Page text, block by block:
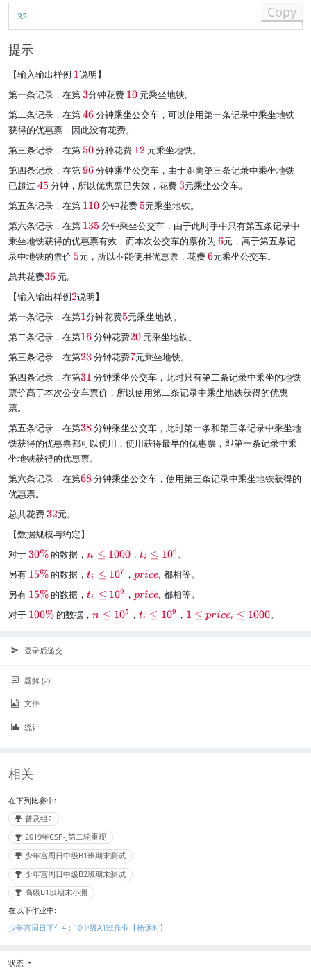
32 Copy
提示
【输入输出样例 \
e
d
{
1
}
1说明】
第一条记录，在第\
e
d
{
3
}
3分钟花费 \
e
d
{
1
0
}
10 元乘坐地铁。
第二条记录，在第\
r
e
d
{
4
6
}
46分钟乘坐公交车，可以使用第一条记录中乘坐地铁
获得的优惠票，因此没有花费。
第三条记录，在第\
e
d
{
5
0
}
50分种花费 \
e
d
{
1
2
}
12 元乘坐地铁。
第四条记录，在第\
r
e
d
{
9
6
}
96分钟乘坐公交车，由于距离第三条记录中乘坐地铁
已超过\
e
d
{
4
5
}
45分钟，所以优惠票已失效，花费\
e
d
{
3
}
3元乘坐公交车。
第五条记录，在第 \
e
d
{
0
}
110分钟花费\
e
d
{
5元乘坐地铁。
第六条记录，在第 \
r
e
d
3
5
}
135分钟乘坐公交车，由于此时手中只有第五条记录中
乘坐地铁获得的优惠票有效，而本次公交车的票价为\
r
e
6元，高于第五条记
录中地铁的票价\
d
{
5
}
5元，所以不能使用优惠票，花费\
6元乘坐公交车。
总共花费\
e
d
{
3
6
}
36 元。
【输入输出样例\
e
d
{
2
}
2说明】
第一条记录，在第\
e
d
1
}
1分钟花费\
e
d
{
5
}
5元乘坐地铁。
第二条记录，在第\
e
d
{
1
}
16分钟花费\
e
d
{
2
}
20 元乘坐地铁。
第三条记录，在第\
e
d
3
}
23分钟花费\
e
d
}
7元乘坐地铁。
第四条记录，在第\
r
e
{
3
1
}
31 分钟乘坐公交车，此时只有第二条记录中乘坐的地铁
票价高于本次公交车票价，所以使用第二条记录中乘坐地铁获得的优惠
票。
第五条记录，在第\
r
e
d
{
38分钟乘坐公交车，此时第一条和第三条记录中乘坐地
铁获得的优惠票都可以使用，使用获得最早的优惠票，即第一条记录中乘
坐地铁获得的优惠票。
第六条记录，在第\
{
6
68分钟乘坐公交车，使用第三条记录中乘坐地铁获得的
优惠票。
总共花费\
e
d
{
3
2
}
32元。
【数据规模与约定】
对于\
d
{
0
}
30% 的数据，\
e
d
{
n
n ≤ 1000， \
e
d
t
ti ≤ 106 。
另有 \
d
{
\
15% 的数据，\
e
d
{
ti ≤ 107 ， \
e
d
{
pricei 都相等。
另有 \
d
5
%
15% 的数据，\
e
ti ≤ 109 ， \
e
pricei 都相等。
对于 \
{
0
0
\
}
100% 的数据，\
n ≤ 105 ， \
ti ≤ 109 ， \1 ≤ pricei ≤ 1000。
登录后递交
题解 (2)
文件
统计
相关
在下列比赛中:
普及组2
2019年CSP-J第二轮重现
少年宫周日中级B1班期末测试
少年宫周日中级B2班期末测试
高级B1班期末小测
在以下作业中:
少年宫周日下午4：10中级A1班作业【杨远时】
状态